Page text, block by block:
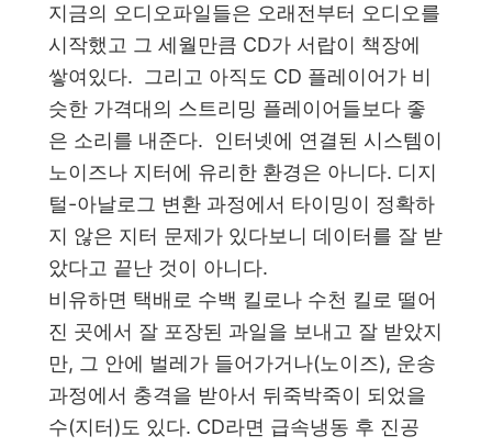
지금의 오디오파일들은 오래전부터 오디오를
시작했고 그 세월만큼 CD가 서랍이 책장에
쌓여있다. 그리고 아직도 CD 플레이어가 비
슷한 가격대의 스트리밍 플레이어들보다 좋
은 소리를 내준다. 인터넷에 연결된 시스템이
노이즈나 지터에 유리한 환경은 아니다. 디지
털-아날로그 변환 과정에서 타이밍이 정확하
지 않은 지터 문제가 있다보니 데이터를 잘 받
았다고 끝난 것이 아니다.
비유하면 택배로 수백 킬로나 수천 킬로 떨어
진 곳에서 잘 포장된 과일을 보내고 잘 받았지
만, 그 안에 벌레가 들어가거나(노이즈), 운송
과정에서 충격을 받아서 뒤죽박죽이 되었을
수(지터)도 있다. CD라면 급속냉동 후 진공